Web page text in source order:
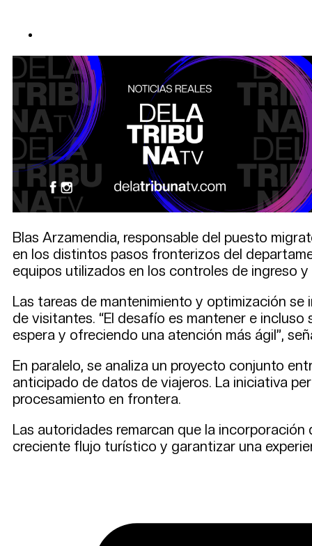
Blas Arzamendia, responsable del puesto
en los distintos pasos fronterizos del
equipos utilizados en los controles de ingreso
Las tareas de mantenimiento y optimización
de visitantes. “El desafío es mantener e
espera y ofreciendo una atención más ágil”,
En paralelo, se analiza un proyecto conjunto
anticipado de datos de viajeros. La iniciativa
procesamiento en frontera.
Las autoridades remarcan que la
creciente flujo turístico y garantizar una